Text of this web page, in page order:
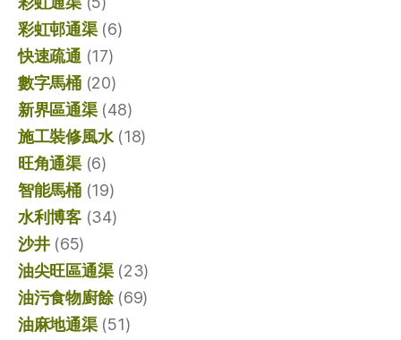
彩虹邨通渠(6)
快速疏通 (17)
數字馬桶(20)
新界區通渠(48)
施工裝修風水(18)
旺角通渠(6)
智能馬桶(19)
水利博客(34)
沙井(65)
油尖旺區通渠(23)
油污食物廚餘(69)
油麻地通渠(51)